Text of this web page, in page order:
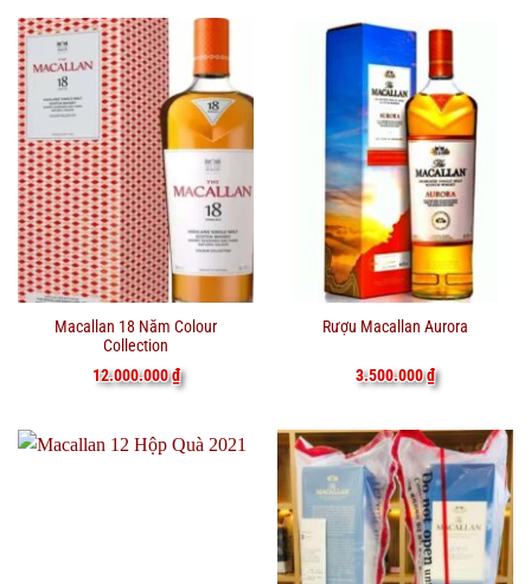
Macallan 18 Năm Colour
Collection
12.000.000₫
Rượu Macallan Aurora
3.500.000₫